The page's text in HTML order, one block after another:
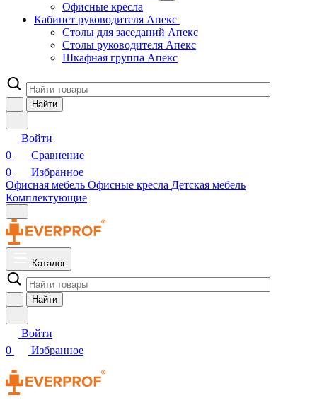
Офисные кресла
Кабинет руководителя Апекс
Столы для заседаний Апекс
Столы руководителя Апекс
Шкафная группа Апекс
Найти
Войти
0
Сравнение
0
Избранное
Офисная мебель Офисные кресла Детская мебель
Комплектующие
Каталог
Найти
Войти
0
Избранное